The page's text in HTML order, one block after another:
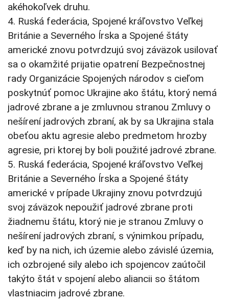
akéhokoľvek druhu.
4. Ruská federácia, Spojené kráľovstvo Veľkej
Británie a Severného Írska a Spojené štáty
americké znovu potvrdzujú svoj záväzok usilovať
sa o okamžité prijatie opatrení Bezpečnostnej
rady Organizácie Spojených národov s cieľom
poskytnúť pomoc Ukrajine ako štátu, ktorý nemá
jadrové zbrane a je zmluvnou stranou Zmluvy o
nešírení jadrových zbraní, ak by sa Ukrajina stala
obeťou aktu agresie alebo predmetom hrozby
agresie, pri ktorej by boli použité jadrové zbrane.
5. Ruská federácia, Spojené kráľovstvo Veľkej
Británie a Severného Írska a Spojené štáty
americké v prípade Ukrajiny znovu potvrdzujú
svoj záväzok nepoužiť jadrové zbrane proti
žiadnemu štátu, ktorý nie je stranou Zmluvy o
nešírení jadrových zbraní, s výnimkou prípadu,
keď by na nich, ich územie alebo závislé územia,
ich ozbrojené sily alebo ich spojencov zaútočil
takýto štát v spojení alebo aliancii so štátom
vlastniacim jadrové zbrane.